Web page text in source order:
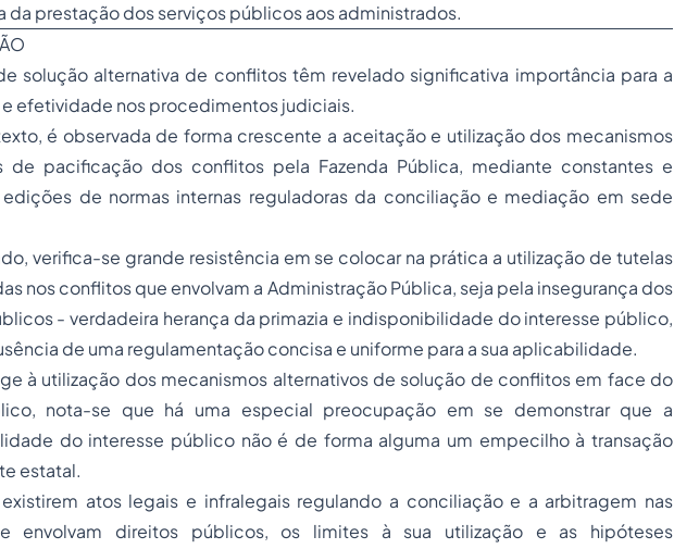
da prestação dosserviços públicosaos administrados.
solução alternativa de conflitos têm revelado significativa importância para a
efetividade nos procedimentos judiciais.
é observada de forma crescente a aceitação e utilização dos mecanismos
de pacificação dos conflitos pela Fazenda Pública, mediante constantes e
edições de normas internas reguladoras da conciliação e mediação em sede
verifica-se grande resistência em se colocar na prática a utilização de tutelas
nos conflitos que envolvam a Administração Pública, seja pela insegurança dos
- verdadeira herança da primazia e indisponibilidade do interesse público,
de uma regulamentação concisa e uniforme para a sua aplicabilidade.
à utilização dos mecanismos alternativos de solução de conflitos em face do
nota-se que há uma especial preocupação em se demonstrar que a
do interesse público não é de forma alguma um empecilho à transação
estatal.
atos legais e infralegais regulando a conciliação e a arbitragem nas
envolvam direitos públicos, os limites à sua utilização e as hipóteses